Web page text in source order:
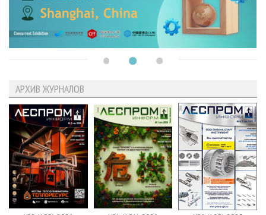
АРХИВ ЖУРНАЛОВ